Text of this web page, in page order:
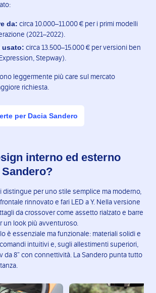
da: circa 10.000–11.000 € per i primi modelli
(2021–2022).
usato: circa 13.500–15.000 € per versioni ben
Stepway).
leggermente più care sul mercato
richiesta.
per Dacia Sandero
interno ed esterno
distingue per uno stile semplice ma moderno,
rinnovato e fari LED a Y. Nella versione
da crossover come assetto rialzato e barre
un look più avventuroso.
è essenziale ma funzionale: materiali solidi e
intuitivi e, sugli allestimenti superiori,
da 8” con connettività. La Sandero punta tutto